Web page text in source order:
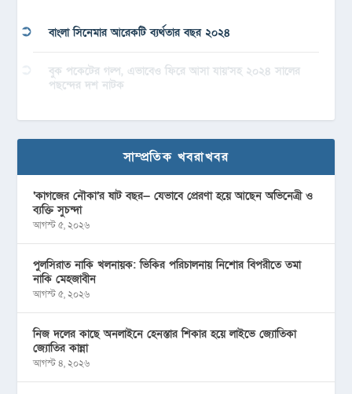
বাংলা সিনেমার আরেকটি ব্যর্থতার বছর ২০২৪
বুক পকেটের গল্প, এভাবেও ফিরে আসা যায়’সহ ২০২৪ সালের
পছন্দের দশ নাটক
সাম্প্রতিক খবরাখবর
‘কাগজের নৌকা’র ষাট বছর— যেভাবে প্রেরণা হয়ে আছেন অভিনেত্রী ও
ব্যক্তি সুচন্দা
আগস্ট ৫, ২০২৬
পুলসিরাত নাকি খলনায়ক: ভিকির পরিচালনায় নিশোর বিপরীতে তমা
নাকি মেহজাবীন
আগস্ট ৫, ২০২৬
নিজ দলের কাছে অনলাইনে হেনস্তার শিকার হয়ে লাইভে জ্যোতিকা
জ্যোতির কান্না
আগস্ট ৪, ২০২৬